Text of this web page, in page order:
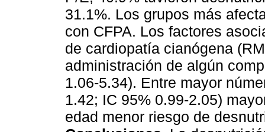
31.1%. Los grupos más
con CFPA. Los factores
de cardiopatía cianógena
administración de algún
1.06-5.34). Entre mayor
1.42; IC 95% 0.99-2.05)
edad menor riesgo de